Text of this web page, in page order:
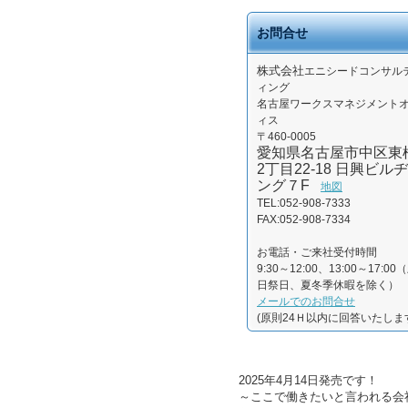
お問合せ
株式会社エニシードコンサル
ィング
名古屋ワークスマネジメント
ィス
〒460-0005
愛知県名古屋市中区東
2丁目22-18 日興ビルヂ
ング７F
地図
TEL:052-908-7333
FAX:052-908-7334
お電話・ご来社受付時間
9:30～12:00、13:00～17:00（
日祭日、夏冬季休暇を除く）
メールでのお問合せ
(原則24Ｈ以内に回答いたしま
2025年4月14日発売です！
～ここで働きたいと言われる会